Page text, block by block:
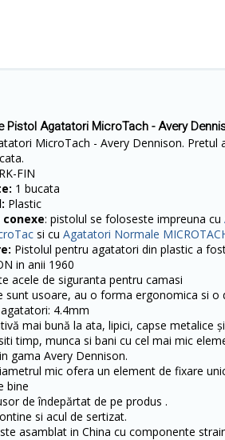
Pistol Agatatori MicroTach - Avery
MicroTach - Avery Dennison. Pretul
FIN
1 bucata
Plastic
conexe: pistolul se foloseste impreuna cu
si cu Agatatori Normale
Pistolul pentru agatatori din plastic a
in anii 1960
acele de siguranta pentru camasi
sunt usoare, au o forma ergonomica si o
4.4mm
mai bună la ata, lipici, capse metalice
timp, munca si bani cu cel mai mic
gama Avery Dennison.
mic ofera un element de fixare
bine
de îndepărtat de pe produs .
si acul de sertizat.
asamblat in China cu componente